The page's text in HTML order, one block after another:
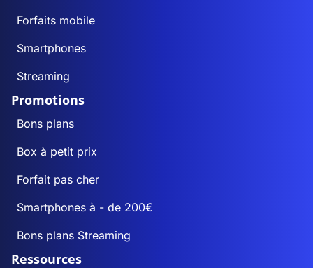
Forfaits mobile
Smartphones
Streaming
Promotions
Bons plans
Box à petit prix
Forfait pas cher
Smartphones à - de 200€
Bons plans Streaming
Ressources